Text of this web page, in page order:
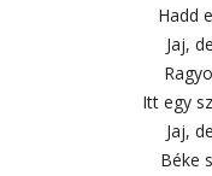
Hadd
Jaj,
Itt egy
Jaj,
Béke